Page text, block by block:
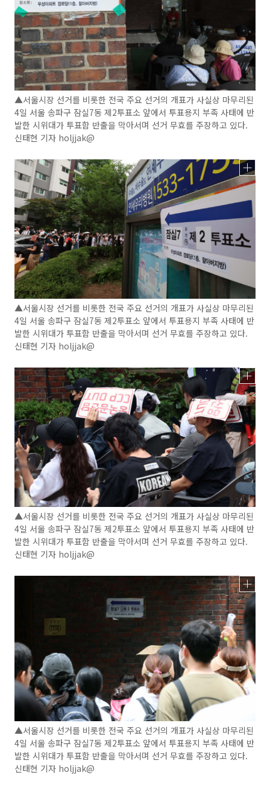
▲서울시장 선거를 비롯한 전국 주요 선거의 개표가 사실상 마무리된
4일 서울 송파구 잠실7동 제2투표소 앞에서 투표용지 부족 사태에 반
발한 시위대가 투표함 반출을 막아서며 선거 무효를 주장하고 있다.
신태현 기자 holjjak@
▲서울시장 선거를 비롯한 전국 주요 선거의 개표가 사실상 마무리된
4일 서울 송파구 잠실7동 제2투표소 앞에서 투표용지 부족 사태에 반
발한 시위대가 투표함 반출을 막아서며 선거 무효를 주장하고 있다.
신태현 기자 holjjak@
▲서울시장 선거를 비롯한 전국 주요 선거의 개표가 사실상 마무리된
4일 서울 송파구 잠실7동 제2투표소 앞에서 투표용지 부족 사태에 반
발한 시위대가 투표함 반출을 막아서며 선거 무효를 주장하고 있다.
신태현 기자 holjjak@
▲서울시장 선거를 비롯한 전국 주요 선거의 개표가 사실상 마무리된
4일 서울 송파구 잠실7동 제2투표소 앞에서 투표용지 부족 사태에 반
발한 시위대가 투표함 반출을 막아서며 선거 무효를 주장하고 있다.
신태현 기자 holjjak@